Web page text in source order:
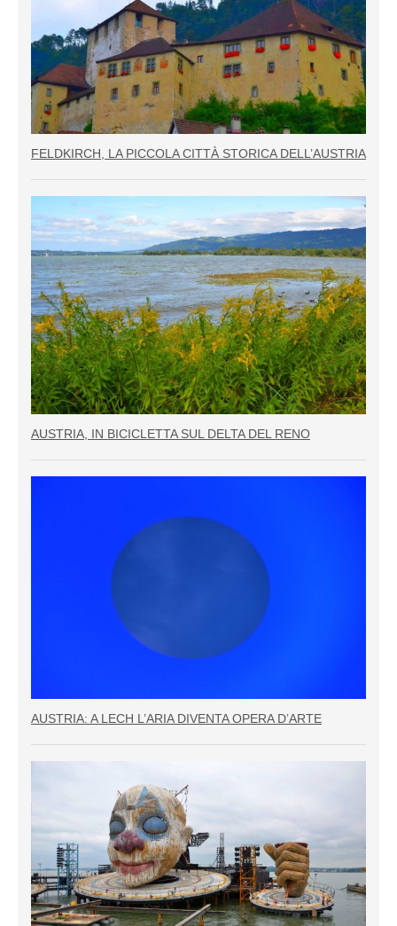
FELDKIRCH, LA PICCOLA CITTÀ STORICA DELL’AUSTRIA
AUSTRIA, IN BICICLETTA SUL DELTA DEL RENO
AUSTRIA: A LECH L’ARIA DIVENTA OPERA D’ARTE